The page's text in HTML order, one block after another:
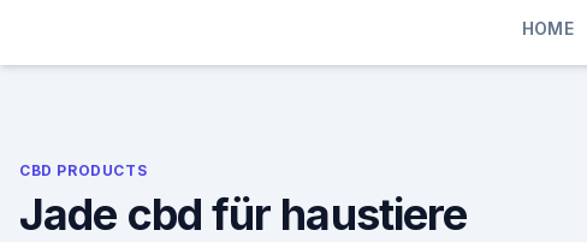
HOME
CBD PRODUCTS
Jade cbd für haustiere